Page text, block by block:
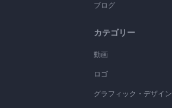
ブログ
カテゴリー
動画
ロゴ
グラフィック・デザイン